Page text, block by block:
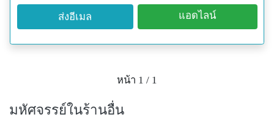
ว่าพระเจ้า มี่แปลว่าความลับ กั่ว แปลว่าผลไม้ สรุปคือผล
ไม้ซึ่งเป็นความลับของพระเจ้า ฝ่ายวิชาการสถาบันการ
แรกมีจำนวนไม่กี่ต้น แต่ได้ขยายพันธุ์ไว้ และมีคนสนใจ
มากรวมถึงมีชาวญี่ปุ่นและไต้หวันที่สั่งซื้อต้นจำนวนมาก
ขณะนี้สถาบันการแพทย์แผนไทยมีการศึกษาการนำผลมิ
ส่งอีเมล แอดไลน์
หน้า 1 / 1
มหัศจรรย์ในร้านอื่น